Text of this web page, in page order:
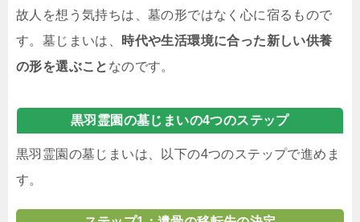
故人を想う気持ちは、墓の形ではなく心に宿るもので
す。墓じまいは、
時代や生活環境に合った新しい供養
の形を選ぶこと なのです。
黒羽霊園の墓じまいの4つのステップ
黒羽霊園の墓じまいは、以下の4つのステップで進めま
す。